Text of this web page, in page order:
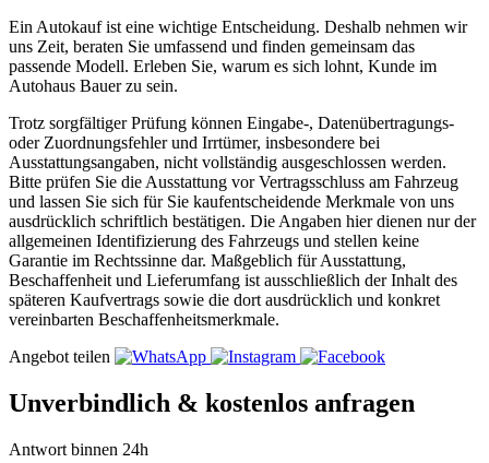
Ein Autokauf ist eine wichtige Entscheidung. Deshalb nehmen wir
uns Zeit, beraten Sie umfassend und finden gemeinsam das
passende Modell. Erleben Sie, warum es sich lohnt, Kunde im
Autohaus Bauer zu sein.
Trotz sorgfältiger Prüfung können Eingabe-, Datenübertragungs-
oder Zuordnungsfehler und Irrtümer, insbesondere bei
Ausstattungsangaben, nicht vollständig ausgeschlossen werden.
Bitte prüfen Sie die Ausstattung vor Vertragsschluss am Fahrzeug
und lassen Sie sich für Sie kaufentscheidende Merkmale von uns
ausdrücklich schriftlich bestätigen. Die Angaben hier dienen nur der
allgemeinen Identifizierung des Fahrzeugs und stellen keine
Garantie im Rechtssinne dar. Maßgeblich für Ausstattung,
Beschaffenheit und Lieferumfang ist ausschließlich der Inhalt des
späteren Kaufvertrags sowie die dort ausdrücklich und konkret
vereinbarten Beschaffenheitsmerkmale.
Angebot teilen
Unverbindlich & kostenlos anfragen
Antwort binnen 24h